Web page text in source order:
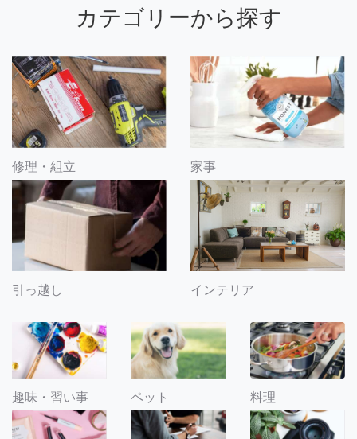
カテゴリーから探す
修理・組立 家事
引っ越し インテリア
趣味・習い事 ペット 料理